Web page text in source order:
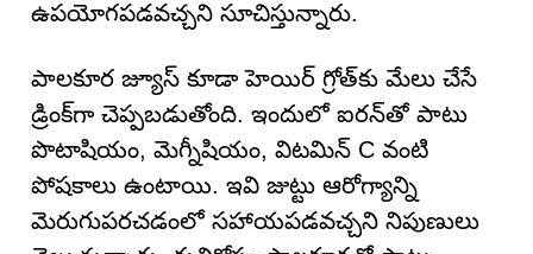
ఉపయోగపడవచ్చని సూచిస్తున్నారు.
పాలకూర జ్యూస్ కూడా హెయిర్ గ్రోత్‌కు మేలు చేసే
డ్రింక్‌గా చెప్పబడుతోంది. ఇందులో ఐరన్‌తో పాటు
పొటాషియం, మెగ్నీషియం, విటమిన్ C వంటి
పోషకాలు ఉంటాయి. ఇవి జుట్టు ఆరోగ్యాన్ని
మెరుగుపరచడంలో సహాయపడవచ్చని నిపుణులు